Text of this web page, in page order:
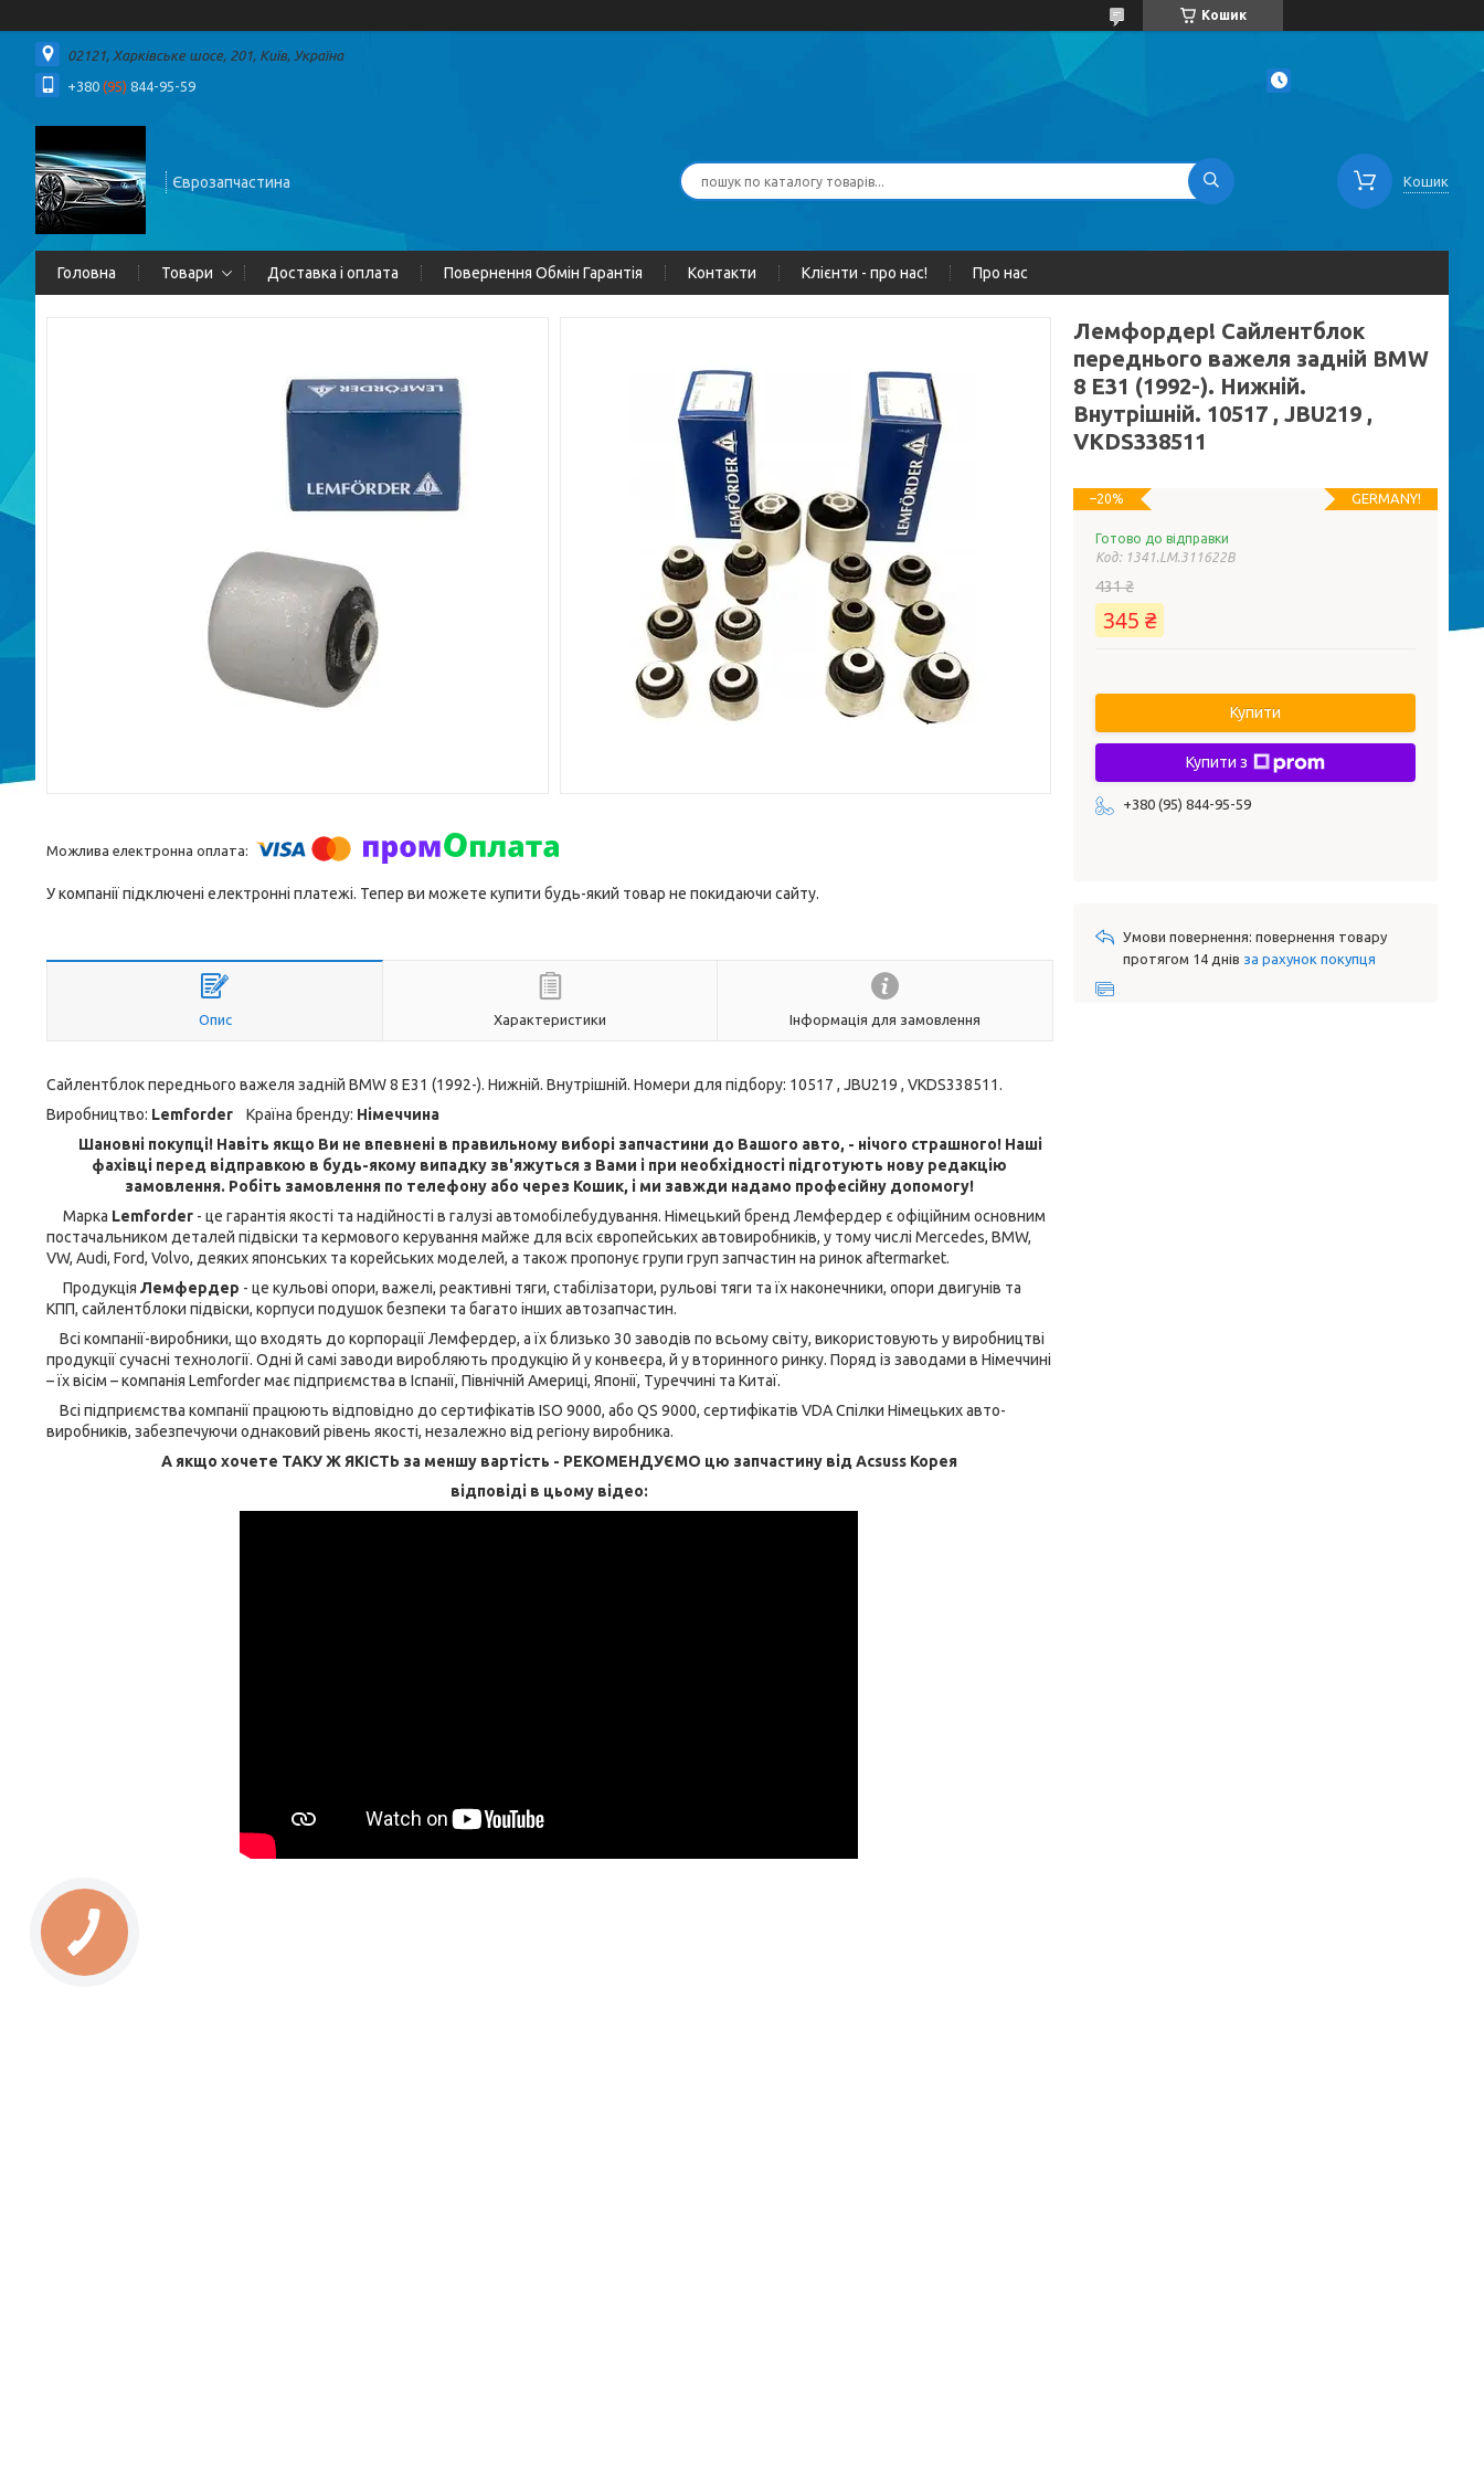
Кошик
02121, Харківське шосе, 201, Київ, Україна
+380 (95) 844-95-59
Єврозапчастина Кошик
Головна Товари Доставка і оплата Повернення Обмін Гарантія Контакти Клієнти - про нас! Про нас
У компанії підключені електронні платежі. Тепер ви можете купити будь-який товар не покидаючи сайту.
Опис Характеристики Інформація для замовлення
Сайлентблок переднього важеля задній BMW 8 E31 (1992-). Нижній. Внутрішній. Номери для підбору: 10517 , JBU219 , VKDS338511.
Виробництво: Lemforder Країна бренду: Німеччина
Шановні покупці! Навіть якщо Ви не впевнені в правильному виборі запчастини до Вашого авто, - нічого страшного! Наші
фахівці перед відправкою в будь-якому випадку зв'яжуться з Вами і при необхідності підготують нову редакцію
замовлення. Робіть замовлення по телефону або через Кошик, і ми завжди надамо професійну допомогу!
Марка Lemforder - це гарантія якості та надійності в галузі автомобілебудування. Німецький бренд Лемфердер є офіційним основним
постачальником деталей підвіски та кермового керування майже для всіх європейських автовиробників, у тому числі Mercedes, BMW,
VW, Audi, Ford, Volvo, деяких японських та корейських моделей, а також пропонує групи груп запчастин на ринок aftermarket.
Продукція Лемфердер - це кульові опори, важелі, реактивні тяги, стабілізатори, рульові тяги та їх наконечники, опори двигунів та
КПП, сайлентблоки підвіски, корпуси подушок безпеки та багато інших автозапчастин.
Всі компанії-виробники, що входять до корпорації Лемфердер, а їх близько 30 заводів по всьому світу, використовують у виробництві
продукції сучасні технології. Одні й самі заводи виробляють продукцію й у конвеєра, й у вторинного ринку. Поряд із заводами в Німеччині
– їх вісім – компанія Lemforder має підприємства в Іспанії, Північній Америці, Японії, Туреччині та Китаї.
Всі підприємства компанії працюють відповідно до сертифікатів ISO 9000, або QS 9000, сертифікатів VDA Спілки Німецьких авто-
виробників, забезпечуючи однаковий рівень якості, незалежно від регіону виробника.
А якщо хочете ТАКУ Ж ЯКІСТЬ за меншу вартість - РЕКОМЕНДУЄМО цю запчастину від Acsuss Корея
відповіді в цьому відео:
Лемфордер! Сайлентблок
переднього важеля задній BMW
8 E31 (1992-). Нижній.
Внутрішній. 10517 , JBU219 ,
VKDS338511
GERMANY!
–20%
Готово до відправки
Код: 1341.LM.311622B
431 ₴
345 ₴
Купити
Купити з
+380 (95) 844-95-59
повернення товару
протягом 14 днів за рахунок покупця